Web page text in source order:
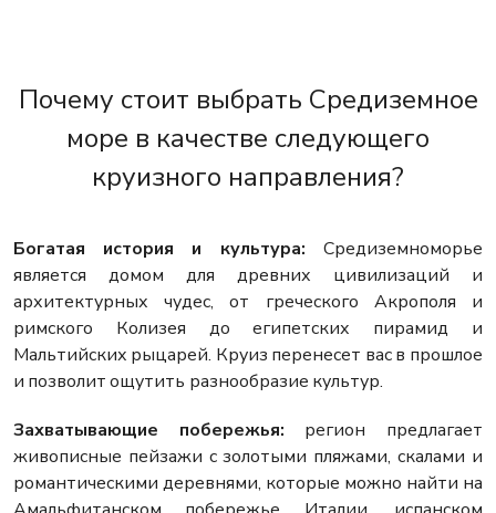
Почему стоит выбрать Средиземное
море в качестве следующего
круизного направления?
Богатая история и культура: Средиземноморье
является домом для древних цивилизаций и
архитектурных чудес, от греческого Акрополя и
римского Колизея до египетских пирамид и
Мальтийских рыцарей. Круиз перенесет вас в прошлое
и позволит ощутить разнообразие культур.
Захватывающие побережья: регион предлагает
живописные пейзажи с золотыми пляжами, скалами и
романтическими деревнями, которые можно найти на